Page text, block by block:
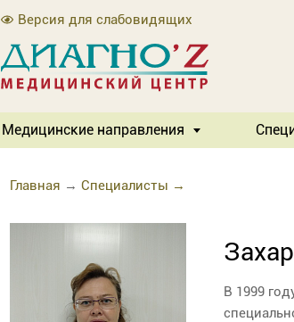
Версия для слабовидящих
Медицинские направления
Главная → Специалисты →
В 1999